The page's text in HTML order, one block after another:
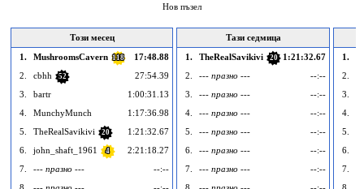
Нов пъзел
Този месец
1.
MushroomsCavern 118
17:48.88
2.
cbhh 52
27:54.39
3.
bartr
1:00:31.13
4.
MunchyMunch
1:17:36.98
5.
TheRealSavikivi 20
1:21:32.67
6.
john_shaft_1961 4
2:21:18.27
7.
--- празно ---
--:--
Тази седмица
1.
TheRealSavikivi 20
1:21:32.67
2.
--- празно ---
--:--
3.
--- празно ---
--:--
4.
--- празно ---
--:--
5.
--- празно ---
--:--
6.
--- празно ---
--:--
7.
--- празно ---
--:--
1.
2.
3.
4.
5.
6.
7.